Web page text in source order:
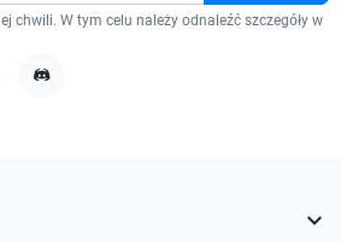
chwili. W tym celu należy odnaleźć szczegóły w
